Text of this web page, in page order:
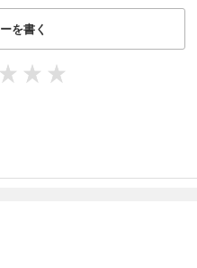
28号
・3/21合併号
を書く